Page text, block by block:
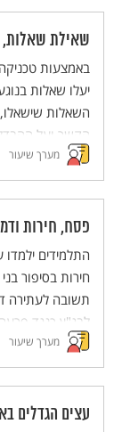
שאילת שאלות,
באמצעות
יעלו שאלות
השאלות
הקשר ועל
אלה יובילו
מופת.
מערך שיעור
פסח, חירות
התלמידים ילמדו
חירות בסיפור
תשובה לעתירה
לבג"ץ כנגד
וחירותו.
המערך כולל
וסיכום במליאה.
מערך שיעור
עצים הגדלים